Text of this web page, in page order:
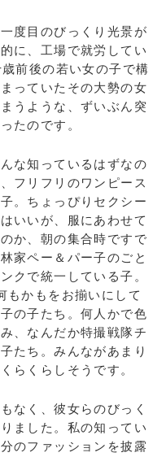
度目のびっくり光景が
に、工場で就労してい
前後の若い女の子で構
っていたその大勢の女
うような、ずいぶん突
たのです。
な知っているはずなの
フリフリのワンピース
。ちょっぴりセクシー
いいが、服にあわせて
か、朝の集合時ですで
家ペー＆パー子のごと
クで統一している子。
もかもをお揃いにして
の子たち。何人かで色
、なんだか特撮戦隊チ
たち。みんながあまり
らくらしそうです。
なく、彼女らのびっく
ました。私の知ってい
のファッションを披露